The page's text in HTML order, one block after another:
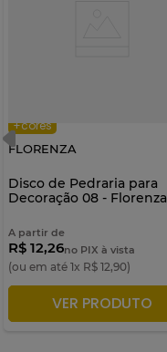
+cores
FLORENZA
Disco de Pedraria para
Decoração 08 - Florenza
A partir de
R$ 12,26no PIX à vista
(ou em até 1x R$ 12,90)
ADICIONAR À SACOLA
VER PRODUTO